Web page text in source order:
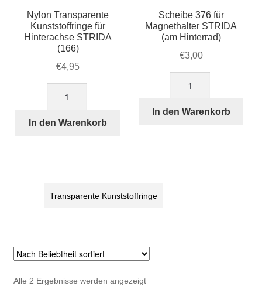
Nylon Transparente
Kunststoffringe für
Hinterachse STRIDA
(166)
€4,95
Kunststoffringe
Menge
In den Warenkorb
Scheibe 376 für
Magnethalter STRIDA
(am Hinterrad)
€3,00
für
In den Warenkorb
Transparente Kunststoffringe
Alle 2 Ergebnisse werden angezeigtNach